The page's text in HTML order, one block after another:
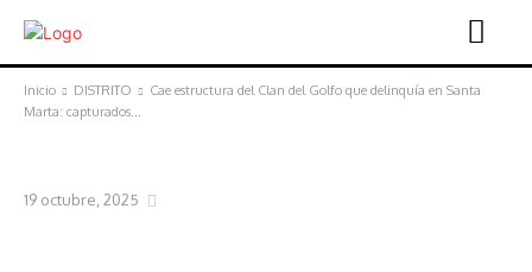
Inicio DISTRITO
Cae estructura del Clan del Golfo que delinquía en Santa
Marta: capturados...
19 octubre, 2025